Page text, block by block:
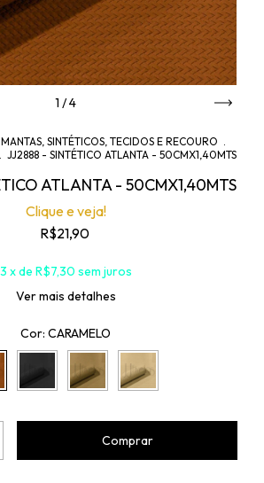
1 /4
SINTÉTICOS, TECIDOS E RECOURO .
. JJ2888 - SINTÉTICO ATLANTA - 50CMX1,40MTS
ATLANTA - 50CMX1,40MTS
Clique e veja!
R$21,90
3 x de R$7,30 sem juros
Ver mais detalhes
Cor: CARAMELO